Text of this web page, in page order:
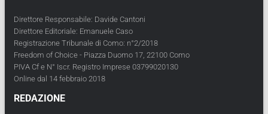
Direttore Responsabile: Davide Cantoni
Direttore Editoriale: Emanuele Caso
Registrazione Tribunale di Como: n°2/2018
Freedom of Choice - Piazza Duomo 17, 22100 Como
PIVA Cf e N° Iscr. Registro Imprese 03799020130
Online dal 14 febbraio 2018
REDAZIONE